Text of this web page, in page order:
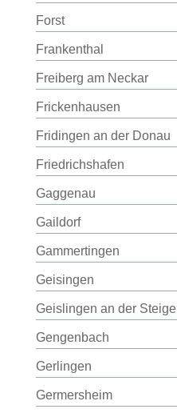
Forst
Frankenthal
Freiberg am Neckar
Frickenhausen
Fridingen an der Donau
Friedrichshafen
Gaggenau
Gaildorf
Gammertingen
Geisingen
Geislingen an der Steige
Gengenbach
Gerlingen
Germersheim